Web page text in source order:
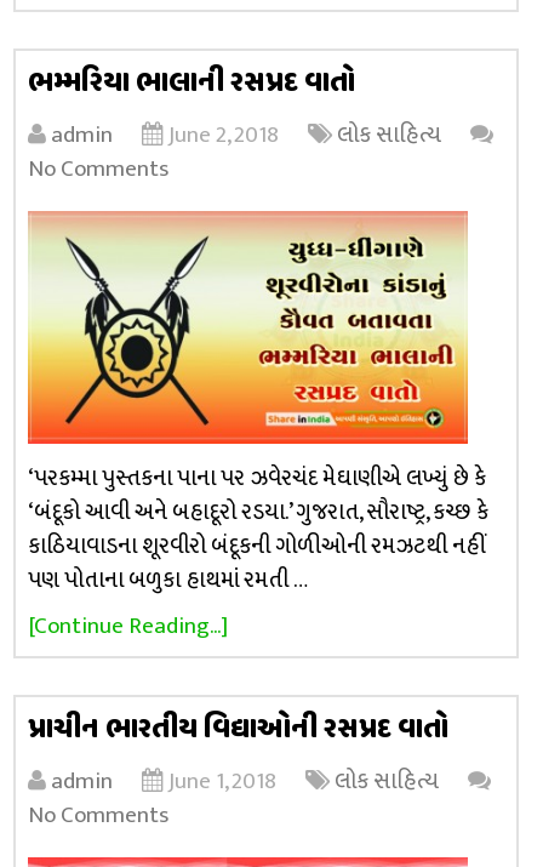
ભમ્મરિયા ભાલાની રસપ્રદ વાતો
admin June 2, 2018
લોક સાહિત્ય
No Comments
‘પરકમ્મા પુસ્તકના પાના પર ઝવેરચંદ મેઘાણીએ લખ્યું છે કે
‘બંદૂકો આવી અને બહાદૂરો રડયા.’ ગુજરાત, સૌરાષ્ટ્ર, કચ્છ કે
કાઠિયાવાડના શૂરવીરો બંદૂકની ગોળીઓની રમઝટથી નહીં
પણ પોતાના બળુકા હાથમાં રમતી …
[Continue Reading...]
પ્રાચીન ભારતીય વિદ્યાઓની રસપ્રદ વાતો
admin June 1, 2018
લોક સાહિત્ય
No Comments